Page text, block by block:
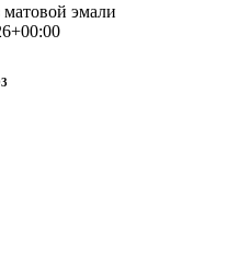
эмали